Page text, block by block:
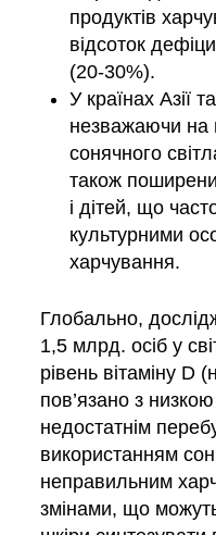
продуктів
відсоток
(20-30%).
У країнах Азії
незважаючи на
сонячного
також
і дітей, що
культурними
харчування.
Глобально,
1,5 млрд. осіб у
рівень вітаміну
пов’язано з
недостатнім
використанням
неправильним
змінами, що